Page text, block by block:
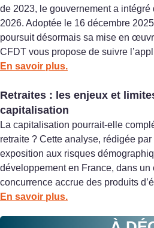
de 2023, le gouvernement a
2026. Adoptée le 16 décembre
poursuit désormais sa mise en
CFDT vous propose de suivre
En savoir plus.
Retraites : les enjeux et
capitalisation
La capitalisation pourrait-elle
retraite ? Cette analyse, rédigée
exposition aux risques
développement en France, dans
concurrence accrue des produits
En savoir plus.